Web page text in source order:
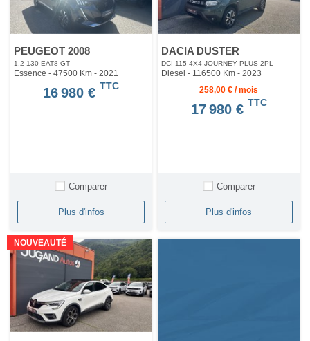
PEUGEOT 2008
1.2 130 EAT8 GT
Essence - 47500 Km - 2021
16 980 € TTC
Comparer
Plus d'infos
DACIA DUSTER
DCI 115 4X4 JOURNEY PLUS 2PL
Diesel - 116500 Km- 2023
258,00 € / mois
17 980 € TTC
Comparer
Plus d'infos
NOUVEAUTÉ